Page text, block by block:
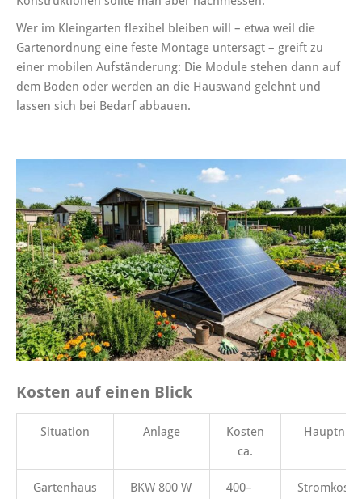
Wer im Kleingarten flexibel bleiben will – etwa weil die
Gartenordnung eine feste Montage untersagt – greift zu
einer mobilen Aufständerung: Die Module stehen dann auf
dem Boden oder werden an die Hauswand gelehnt und
lassen sich bei Bedarf abbauen.
Kosten auf einen Blick
Situation Anlage
Kosten
ca.
Gartenhaus
BKW 800 W
400–